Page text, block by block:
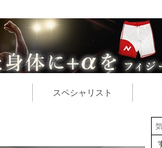
スペシャリスト